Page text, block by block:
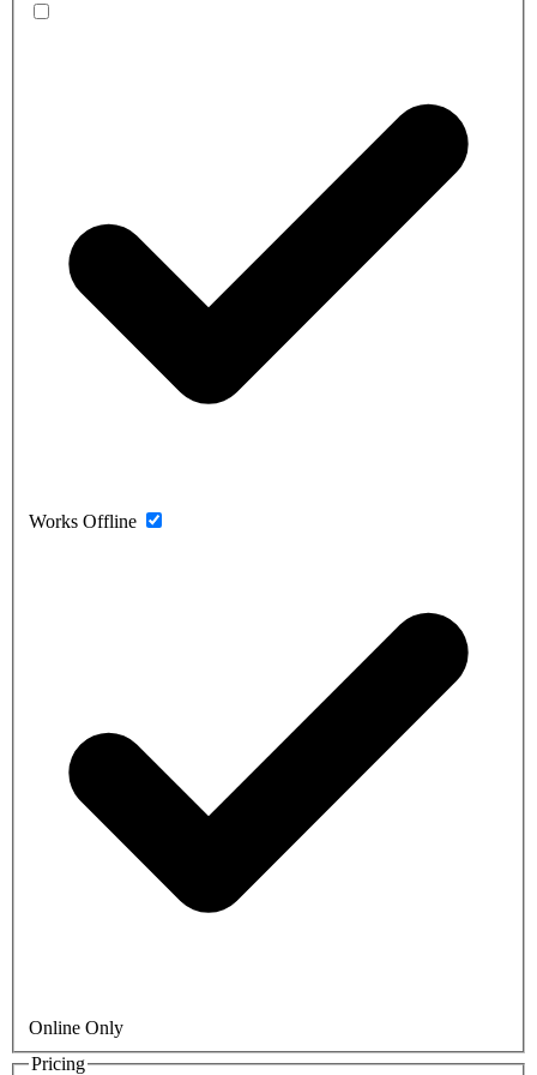
Works Offline
Online Only
Pricing